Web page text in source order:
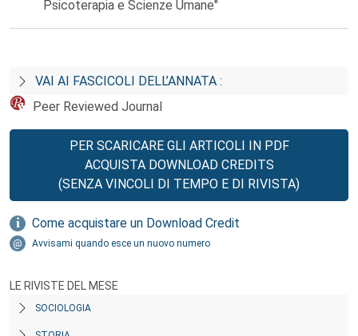
Psicoterapia e Scienze Umane"
VAI AI FASCICOLI DELL’ANNATA :
Peer Reviewed Journal
PER SCARICARE GLI ARTICOLI IN PDF
ACQUISTA DOWNLOAD CREDITS
(SENZA VINCOLI DI TEMPO E DI RIVISTA)
Come acquistare un Download Credit
Avvisami quando esce un nuovo numero
LE RIVISTE DEL MESE
SOCIOLOGIA